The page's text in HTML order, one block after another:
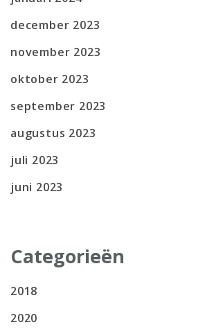
december 2023
november 2023
oktober 2023
september 2023
augustus 2023
juli 2023
juni 2023
Categorieën
2018
2020